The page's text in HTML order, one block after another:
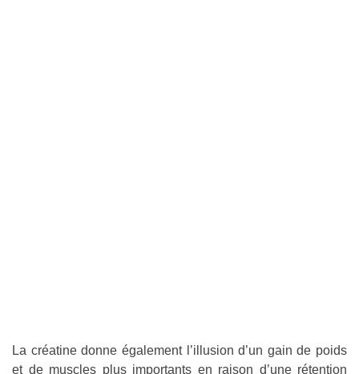
La créatine donne également l’illusion d’un gain de poids
et de muscles plus importants en raison d’une rétention